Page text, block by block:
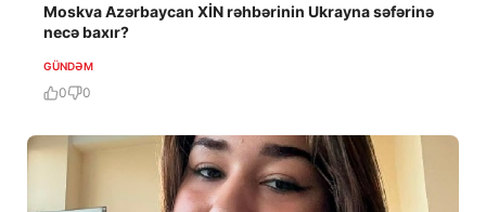
Moskva Azərbaycan XİN rəhbərinin Ukrayna səfərinə
necə baxır?
GÜNDƏM
0 0